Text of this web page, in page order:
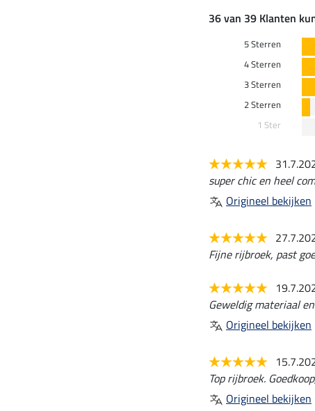
36 van 39 Klanten
5 Sterren
4 Sterren
3 Sterren
2 Sterren
1 Ster
super chic en heel
Origineel bekijken
Fijne rijbroek, past
Geweldig materiaal
Origineel bekijken
Top rijbroek.
Origineel bekijken